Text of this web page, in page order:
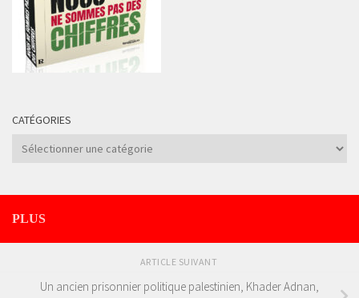
CATÉGORIES
Catégories
PLUS
ARTICLE SUIVANT
Un ancien prisonnier politique palestinien, Khader Adnan,